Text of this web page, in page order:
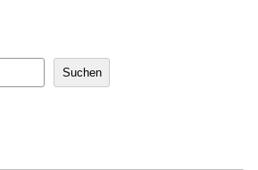
Suchen